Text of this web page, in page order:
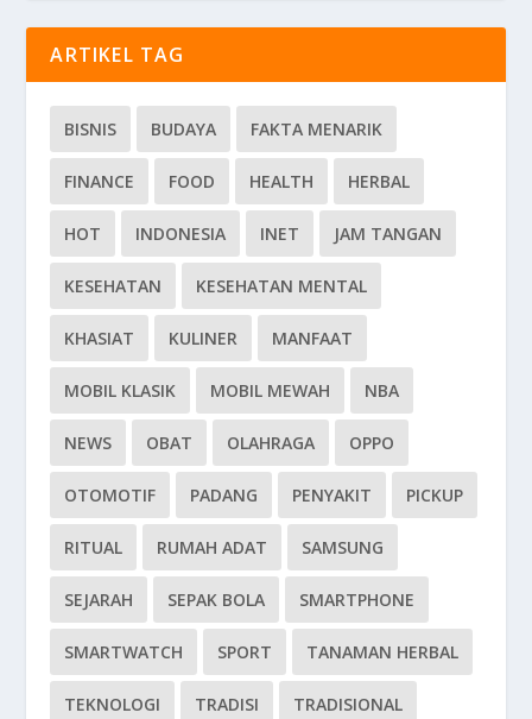
ARTIKEL TAG
BISNIS BUDAYA FAKTA MENARIK
FINANCE FOOD HEALTH HERBAL
HOT INDONESIA INET JAM TANGAN
KESEHATAN KESEHATAN MENTAL
KHASIAT KULINER MANFAAT
MOBIL KLASIK MOBIL MEWAH NBA
NEWS OBAT OLAHRAGA OPPO
OTOMOTIF PADANG PENYAKIT PICKUP
RITUAL RUMAH ADAT SAMSUNG
SEJARAH SEPAK BOLA SMARTPHONE
SMARTWATCH SPORT TANAMAN HERBAL
TEKNOLOGI TRADISI TRADISIONAL